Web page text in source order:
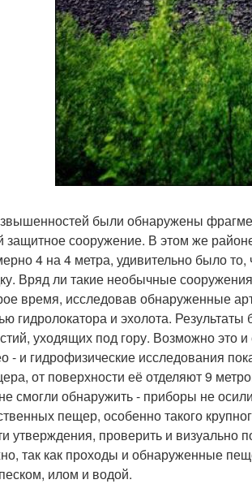
были обнаружены
сооружение. В этом же
4 на 4 метра, удивительно было
Вряд ли такие необычные
время, исследовав обнаруженные
гидролокатора и эхолота.
уходящих под гору. Возможно это
- и гидрофизические исследования
от поверхности её отделяют 9
смогли обнаружить - приборы не
пещер, особенно такого
утверждения, проверить и
так как проходы и обнаруженные
илом и водой.